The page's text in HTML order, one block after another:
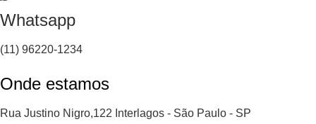
Whatsapp
(11) 96220-1234
Onde estamos
Rua Justino Nigro,122 Interlagos - São Paulo - SP